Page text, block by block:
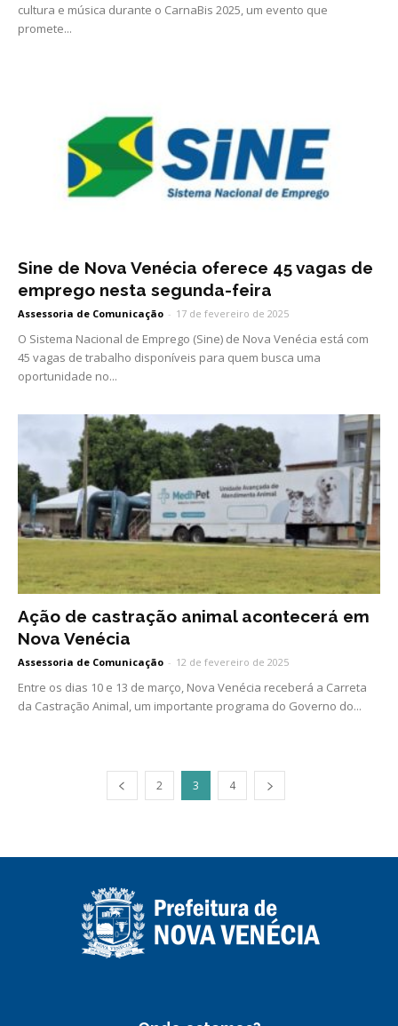
cultura e música durante o CarnaBis 2025, um evento que
promete...
Sine de Nova Venécia oferece 45 vagas de
emprego nesta segunda-feira
Assessoria de Comunicação - 17 de fevereiro de 2025
O Sistema Nacional de Emprego (Sine) de Nova Venécia está com
45 vagas de trabalho disponíveis para quem busca uma
oportunidade no...
Ação de castração animal acontecerá em
Nova Venécia
Assessoria de Comunicação - 12 de fevereiro de 2025
Entre os dias 10 e 13 de março, Nova Venécia receberá a Carreta
da Castração Animal, um importante programa do Governo do...
2 3 4